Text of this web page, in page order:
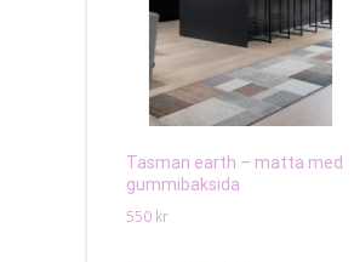
Tasman earth – matta med
gummibaksida
550 kr